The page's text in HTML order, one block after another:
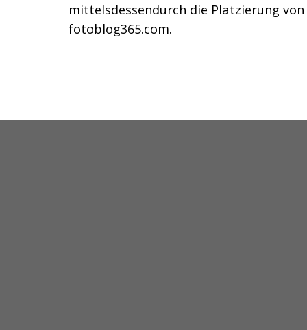
mittelsdessendurch die Platzierung
fotoblog365.com.